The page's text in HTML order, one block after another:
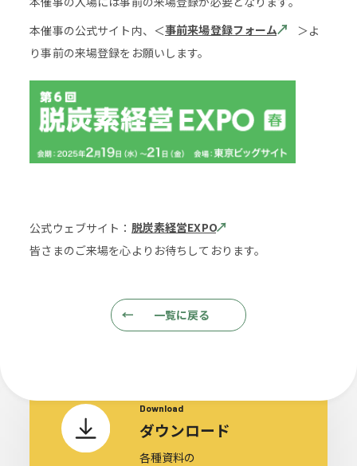
本催事の公式サイト内、＜事前来場登録フォーム
＞よ
り事前の来場登録をお願いします。
公式ウェブサイト： 脱炭素経営EXPO
皆さまのご来場を心よりお待ちしております。
一覧に戻る
&
Download
ダウンロード
各種資料の